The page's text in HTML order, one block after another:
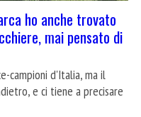
ho anche trovato
mai pensato di
campioni d'Italia, ma il
e ci tiene a precisare